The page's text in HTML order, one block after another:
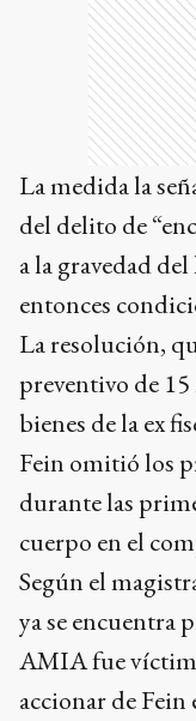
La medida la
del delito de
a la gravedad
entonces
La resolución,
preventivo de
bienes de la ex
Fein omitió los
durante las
cuerpo en el
Según el
ya se encuentra
AMIA fue
accionar de